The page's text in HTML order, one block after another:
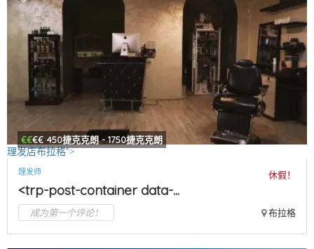
€€€€ 450捷克克朗 - 1750捷克克朗
理发店布拉格">
理发师 休假！
<trp-post-container data-...
成为第一个评论！ 布拉格